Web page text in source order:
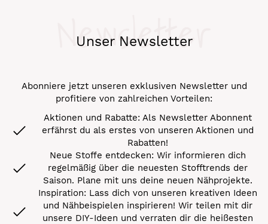
Unser Newsletter
Newsletter
Abonniere jetzt unseren exklusiven Newsletter und
profitiere von zahlreichen Vorteilen:
Aktionen und Rabatte: Als Newsletter Abonnent
erfährst du als erstes von unseren Aktionen und
Rabatten!
Neue Stoffe entdecken: Wir informieren dich
regelmäßig über die neuesten Stofftrends der
Saison. Plane mit uns deine neuen Nähprojekte.
Inspiration: Lass dich von unseren kreativen Ideen
und Nähbeispielen inspirieren! Wir teilen mit dir
unsere DIY-Ideen und verraten dir die heißesten